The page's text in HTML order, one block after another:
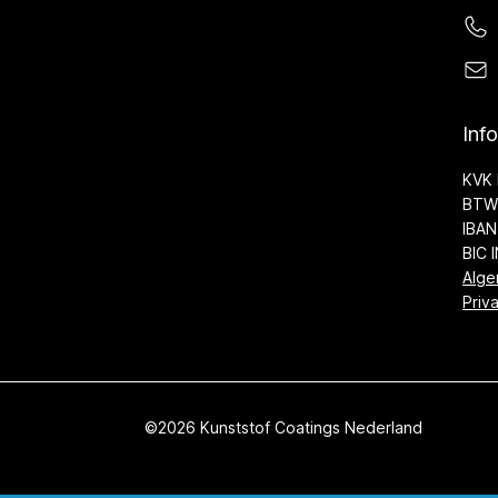
BIC
©2026 Kunststof Coatings Nederland